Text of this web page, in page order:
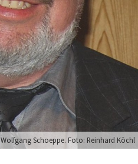
Wolfgang Schoeppe. Foto: Reinhard Köchl